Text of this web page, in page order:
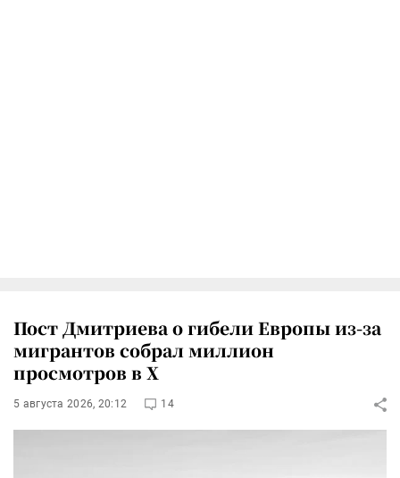
Пост Дмитриева о гибели Европы из-за
мигрантов собрал миллион
просмотров в X
5 августа 2026, 20:12 14